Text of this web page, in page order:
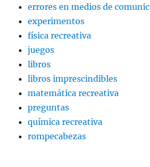
errores en medios de
experimentos
física recreativa
juegos
libros
libros imprescindibles
matemática recreativa
preguntas
química recreativa
rompecabezas